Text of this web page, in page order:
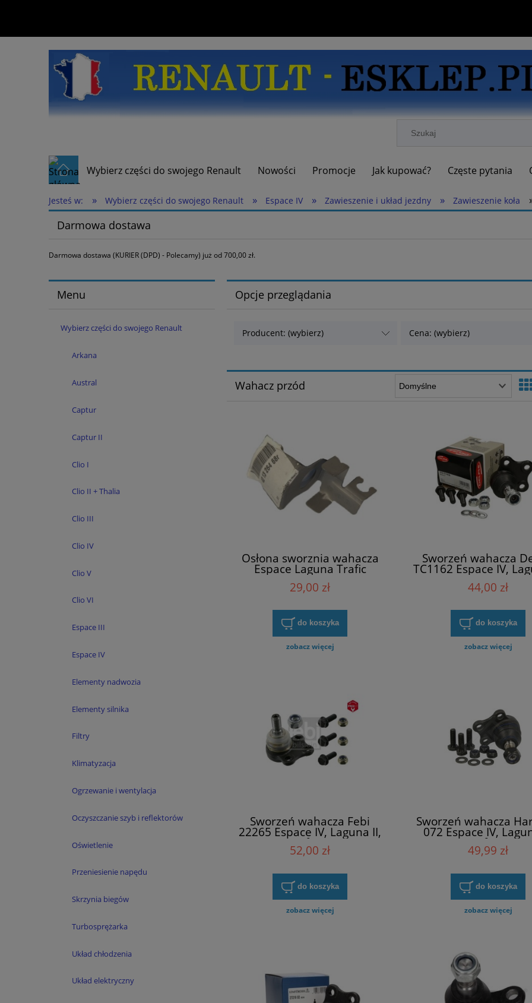
Wybierz części do swojego Renault Nowości Promocje Jak kupować? Częste pytania
Jesteś w: » Wybierz części do swojego Renault » Espace IV » Zawieszenie i układ jezdny » Zawieszenie koła
Darmowa dostawa
Darmowa dostawa (KURIER (DPD) - Polecamy) już od 700,00 zł.
Menu
Wybierz części do swojego Renault
Arkana
Austral
Captur
Captur II
Clio I
Clio II + Thalia
Clio III
Clio IV
Clio V
Clio VI
Espace III
Espace IV
Elementy nadwozia
Elementy silnika
Filtry
Klimatyzacja
Ogrzewanie i wentylacja
Oczyszczanie szyb i reflektorów
Oświetlenie
Przeniesienie napędu
Skrzynia biegów
Turbosprężarka
Układ chłodzenia
Układ elektryczny
Opcje przeglądania
Producent: (wybierz) Cena: (wybierz)
Wahacz przód
Osłona sworznia wahacza
Espace Laguna Trafic
Renault 401326468R
29,00 zł
do koszyka
zobacz więcej
Sworzeń wahacza
TC1162 Espace IV,
Trafic II (
44,00 zł
do koszyka
zobacz więcej
Sworzeń wahacza Febi
22265 Espace IV, Laguna II,
Trafic II (
52,00 zł
do koszyka
zobacz więcej
Sworzeń wahacza
072 Espace IV,
Trafic II (
49,99 zł
do koszyka
zobacz więcej